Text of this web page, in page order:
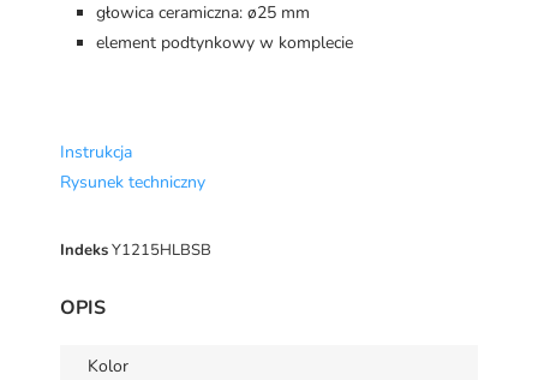
głowica ceramiczna: ø25 mm
element podtynkowy w komplecie
Instrukcja
Rysunek techniczny
IndeksY1215HLBSB
OPIS
Kolor